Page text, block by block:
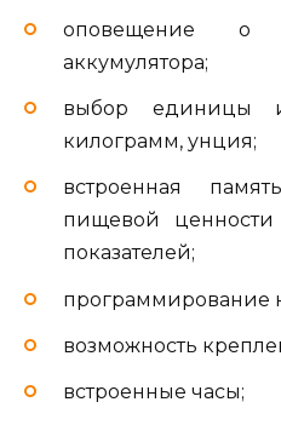
оповещение о
аккумулятора;
выбор единицы
килограмм, унция;
встроенная
пищевой
показателей;
программирование
возможность
встроенные часы;